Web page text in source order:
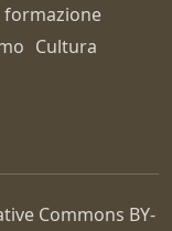
formazione
Cultura
Commons BY-